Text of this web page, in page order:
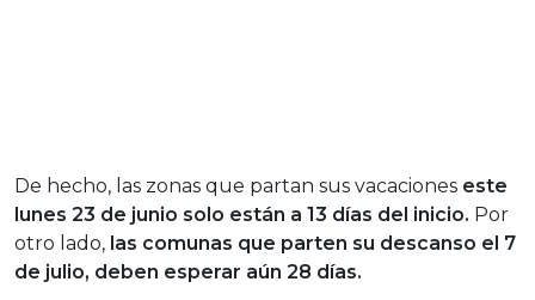
De hecho, las zonas que partan sus vacaciones este
lunes 23 de junio solo están a 13 días del inicio. Por
otro lado, las comunas que parten su descanso el 7
de julio, deben esperar aún 28 días.